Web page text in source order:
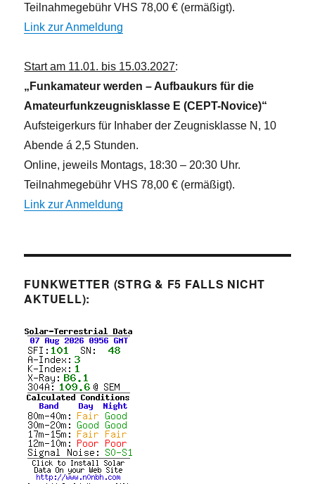
Teilnahmegebühr VHS 78,00 € (ermäßigt).
Link zur Anmeldung
Start am 11.01. bis 15.03.2027:
„Funkamateur werden – Aufbaukurs für die
Amateurfunkzeugnisklasse E (CEPT-Novice)“
Aufsteigerkurs für Inhaber der Zeugnisklasse N, 10
Abende á 2,5 Stunden.
Online, jeweils Montags, 18:30 – 20:30 Uhr.
Teilnahmegebühr VHS 78,00 € (ermäßigt).
Link zur Anmeldung
FUNKWETTER (STRG & F5 FALLS NICHT
AKTUELL):